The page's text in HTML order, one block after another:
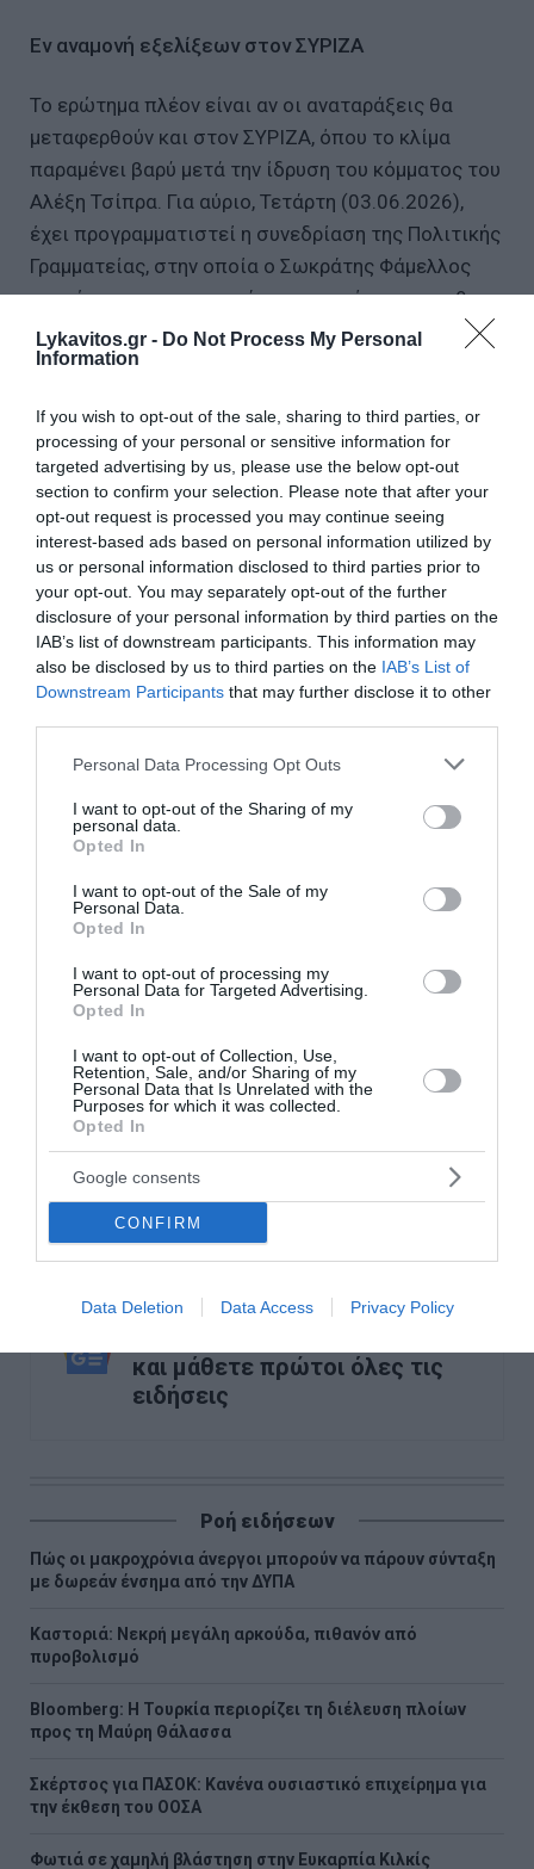
Lykavitos.gr - Do Not Process My Personal
Information
If you wish to opt-out of the sale, sharing to third parties, or
processing of your personal or sensitive information for
targeted advertising by us, please use the below opt-out
section to confirm your selection. Please note that after your
opt-out request is processed you may continue seeing
interest-based ads based on personal information utilized by
us or personal information disclosed to third parties prior to
your opt-out. You may separately opt-out of the further
disclosure of your personal information by third parties on the
IAB’s list of downstream participants. This information may
also be disclosed by us to third parties on the IAB’s List of
Downstream Participants that may further disclose it to other
Please note that this website/app uses one or more Google
not limited to your visit or usage behaviour. You may click to
grant or deny consent to Google and its third-party tags to
use your data for below specified purposes in below Google
consent section.
Personal Data Processing Opt Outs
I want to opt-out of the Sharing of my
personal data.
Opted In
I want to opt-out of the Sale of my
Personal Data.
Opted In
I want to opt-out of processing my
Personal Data for Targeted Advertising.
Opted In
I want to opt-out of Collection, Use,
Retention, Sale, and/or Sharing of my
Personal Data that Is Unrelated with the
Purposes for which it was collected.
Opted In
Google consents
CONFIRM
Data Deletion Data Access Privacy Policy
Εν αναμονή εξελίξεων στον ΣΥΡΙΖΑ
Το ερώτημα πλέον είναι αν οι αναταράξεις θα
μεταφερθούν και στον ΣΥΡΙΖΑ, όπου το κλίμα
παραμένει βαρύ μετά την ίδρυση του κόμματος του
Αλέξη Τσίπρα. Για αύριο, Τετάρτη (03.06.2026),
έχει προγραμματιστεί η συνεδρίαση της Πολιτικής
Γραμματείας, στην οποία ο Σωκράτης Φάμελλος
αναμένεται να παρουσιάσει την πρόταση που θα
καταθέσει στην Κεντρική Επιτροπή του Σαββάτου
(06.06.2026) για την πορεία του κόμματος προς
Η συνεδρίαση, εφόσον πραγματοποιηθεί,
αναμένεται να διεξαχθεί σε ιδιαίτερα υψηλούς
τόνους, καθώς στο εσωτερικό του ΣΥΡΙΖΑ οι
διαφωνίες παραμένουν έντονες. Στελέχη που δεν
προτίθενται να ακολουθήσουν τον Αλέξη Τσίπρα
στο νέο εγχείρημα, όπως ο Παύλος Πολάκης, ο
Νίκος Παππάς και η Ρένα Δούρου, δεν αποκλείεται
να αμφισβητήσουν τη διαδικασία και να
Στο παρασκήνιο διακινείται και το σενάριο
παραίτησης του Σωκράτη Φάμελλου, σύγκλησης
Πρόκειται, ωστόσο, για σενάριο που προς το
παρόν κινείται στο επίπεδο της φημολογίας, σε
ένα περιβάλλον όπου οι ισορροπίες παραμένουν
εξαιρετικά εύθραυστες.
Ο ΣΥΡΙΖΑ αποχαιρετά τον Νάσο Αθανασίου
ΟΠΕΚΕΠΕ: Στο αρχείο η υπόθεση για Χαράλαμπο
Αθανασίου και Τάσο Χατζηβασιλείου
μπορεί να εγγυηθεί μεγάλες αλλαγές με ασφάλεια
και σταθερότητα
Ακολουθήστε το Lykavitos.gr
και μάθετε πρώτοι όλες τις
ειδήσεις
Ροή ειδήσεων
Πώς οι μακροχρόνια άνεργοι μπορούν να πάρουν σύνταξη
με δωρεάν ένσημα από την ΔΥΠΑ
Καστοριά: Νεκρή μεγάλη αρκούδα, πιθανόν από
πυροβολισμό
Bloomberg: Η Τουρκία περιορίζει τη διέλευση πλοίων
προς τη Μαύρη Θάλασσα
Σκέρτσος για ΠΑΣΟΚ: Κανένα ουσιαστικό επιχείρημα για
την έκθεση του ΟΟΣΑ
Φωτιά σε χαμηλή βλάστηση στην Ευκαρπία Κιλκίς